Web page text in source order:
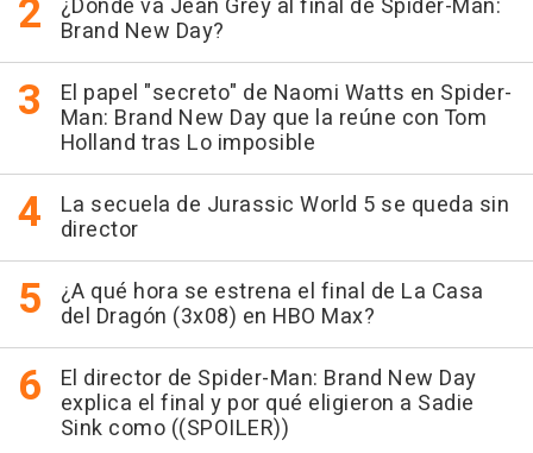
Brand New Day?
El papel "secreto" de Naomi Watts en Spider-
Man: Brand New Day que la reúne con Tom
Holland tras Lo imposible
La secuela de Jurassic World 5 se queda sin
director
¿A qué hora se estrena el final de La Casa
del Dragón (3x08) en HBO Max?
El director de Spider-Man: Brand New Day
explica el final y por qué eligieron a Sadie
Sink como ((SPOILER))